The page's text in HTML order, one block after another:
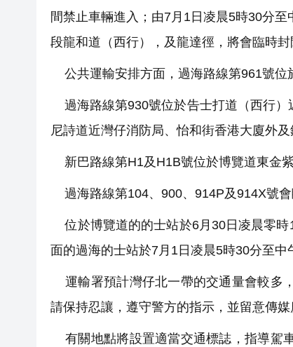
間禁止車輛進入；由7月1日凌晨5時30分
段龍和道（西行），及龍達徑，將會臨時封
公共運輸安排方面，過海路線第961號位
過海路線第930號位於告士打道（西行）
尼詩道近灣仔消防局、怡和街香港大廈外
新巴路線第H1及H1B號位於博覽道東金
過海路線第104、900、914P及914X號會
位於博覽道的的士站於6月30日凌晨零時
面的過海的士站於7月1日凌晨5時30分至中
運輸署預計灣仔北一帶的交通量會較多
請保持忍讓，遵守警方的指示，並留意傳媒
有關地點將設置適當交通標誌，指導駕